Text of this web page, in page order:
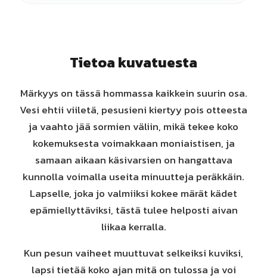
Tietoa kuvatuesta
Märkyys on tässä hommassa kaikkein suurin osa.
Vesi ehtii viiletä, pesusieni kiertyy pois otteesta
ja vaahto jää sormien väliin, mikä tekee koko
kokemuksesta voimakkaan moniaistisen, ja
samaan aikaan käsivarsien on hangattava
kunnolla voimalla useita minuutteja peräkkäin.
Lapselle, joka jo valmiiksi kokee märät kädet
epämiellyttäviksi, tästä tulee helposti aivan
liikaa kerralla.
Kun pesun vaiheet muuttuvat selkeiksi kuviksi,
lapsi tietää koko ajan mitä on tulossa ja voi